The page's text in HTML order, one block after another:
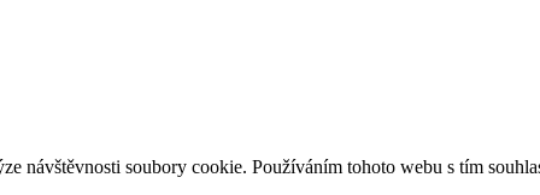
návštěvnosti soubory cookie. Používáním tohoto webu s tím